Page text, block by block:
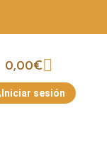
0,00€
Iniciar sesión